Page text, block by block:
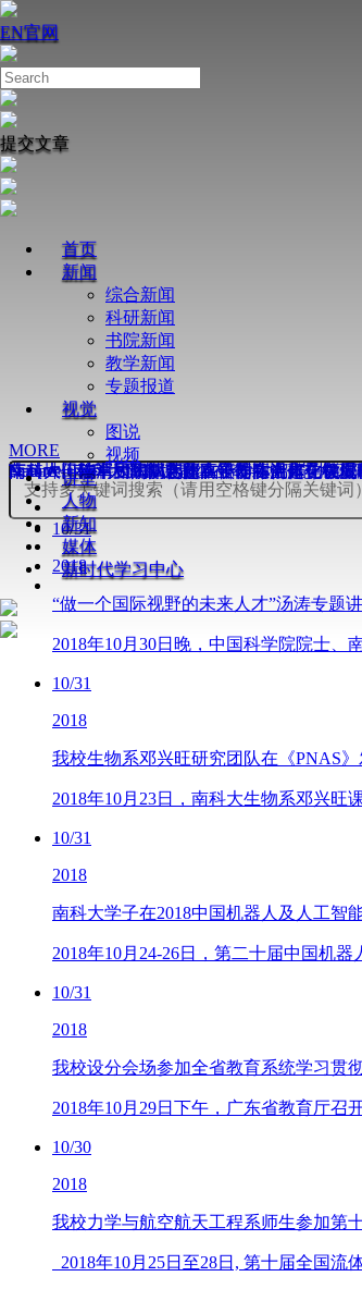
EN官网
提交文章
首页
新闻
综合新闻
科研新闻
书院新闻
教学新闻
专题报道
视觉
图说
视频
讲堂
人物
新知
媒体
新时代学习中心
Nature丨南科大周鑫课题组在奇点增强芯片级
南科大田瑞军和陶丽芝团队合作在活体化学
薛其坤—陈卓昱团队合作在镍基高温超导机理
Science丨南科大谭斌团队在不对称光催化领
南科大何佳清团队揭示超离子导体中离子在
Nature丨南科大薛其坤-陈卓昱团队合作在镍
MORE
10/31
2018
“做一个国际视野的未来人才”汤涛专题
2018年10月30日晚，中国科学院院士
10/31
2018
我校生物系邓兴旺研究团队在《PNAS
2018年10月23日，南科大生物系邓兴旺
10/31
2018
南科大学子在2018中国机器人及人工智
2018年10月24-26日，第二十届中国机
10/31
2018
我校设分会场参加全省教育系统学习贯
2018年10月29日下午，广东省教育厅
10/30
2018
我校力学与航空航天工程系师生参加第
2018年10月25日至28日, 第十届全国